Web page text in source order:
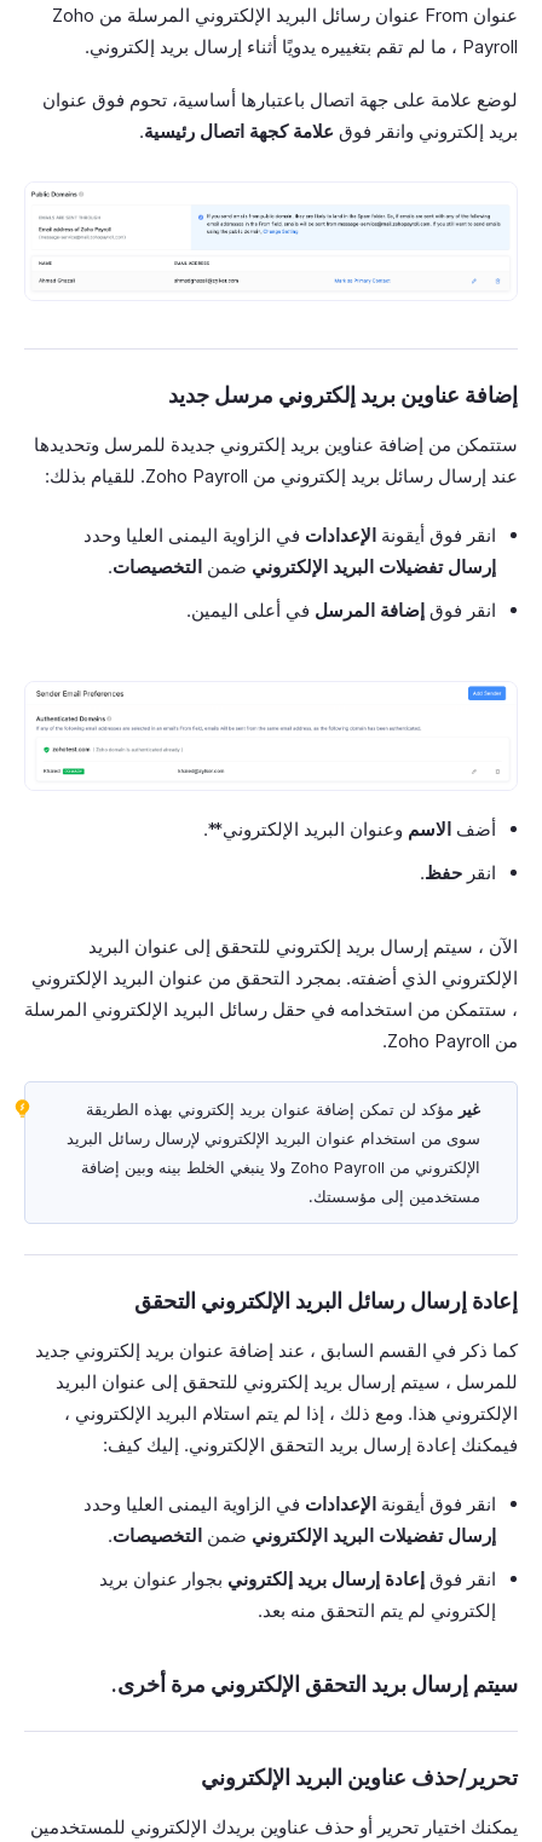
عنوان From عنوان رسائل البريد الإلكتروني المرسلة من Zoho
Payroll ، ما لم تقم بتغييره يدويًا أثناء إرسال بريد إلكتروني.
لوضع علامة على جهة اتصال باعتبارها أساسية، تحوم فوق عنوان
بريد إلكتروني وانقر فوق علامة كجهة اتصال رئيسية.
إضافة عناوين بريد إلكتروني مرسل جديد
ستتمكن من إضافة عناوين بريد إلكتروني جديدة للمرسل وتحديدها
عند إرسال رسائل بريد إلكتروني من Zoho Payroll. للقيام بذلك:
انقر فوق أيقونة الإعدادات في الزاوية اليمنى العليا وحدد
إرسال تفضيلات البريد الإلكتروني ضمن التخصيصات.
انقر فوق إضافة المرسل في أعلى اليمين.
أضف الاسم وعنوان البريد الإلكتروني**.
انقر حفظ.
الآن ، سيتم إرسال بريد إلكتروني للتحقق إلى عنوان البريد
الإلكتروني الذي أضفته. بمجرد التحقق من عنوان البريد الإلكتروني
، ستتمكن من استخدامه في حقل رسائل البريد الإلكتروني المرسلة
من Zoho Payroll.
غير مؤكد لن تمكن إضافة عنوان بريد إلكتروني بهذه الطريقة
سوى من استخدام عنوان البريد الإلكتروني لإرسال رسائل البريد
الإلكتروني من Zoho Payroll ولا ينبغي الخلط بينه وبين إضافة
مستخدمين إلى مؤسستك.
إعادة إرسال رسائل البريد الإلكتروني التحقق
كما ذكر في القسم السابق ، عند إضافة عنوان بريد إلكتروني جديد
للمرسل ، سيتم إرسال بريد إلكتروني للتحقق إلى عنوان البريد
الإلكتروني هذا. ومع ذلك ، إذا لم يتم استلام البريد الإلكتروني ،
فيمكنك إعادة إرسال بريد التحقق الإلكتروني. إليك كيف:
انقر فوق أيقونة الإعدادات في الزاوية اليمنى العليا وحدد
إرسال تفضيلات البريد الإلكتروني ضمن التخصيصات.
انقر فوق إعادة إرسال بريد إلكتروني بجوار عنوان بريد
إلكتروني لم يتم التحقق منه بعد.
سيتم إرسال بريد التحقق الإلكتروني مرة أخرى.
تحرير/حذف عناوين البريد الإلكتروني
يمكنك اختيار تحرير أو حذف عناوين بريدك الإلكتروني للمستخدمين